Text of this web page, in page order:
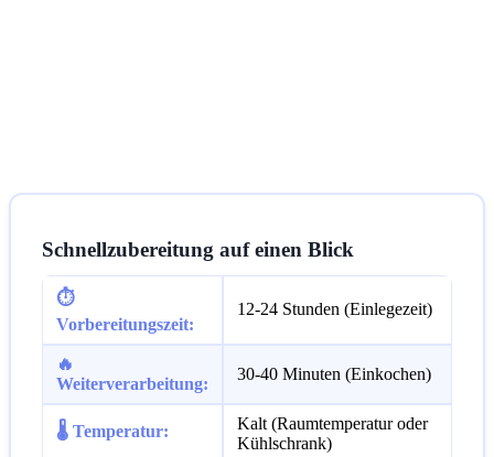
Schnellzubereitung auf einen Blick
⏱️
Vorbereitungszeit:
12-24 Stunden (Einlegezeit)
🔥
Weiterverarbeitung:
30-40 Minuten (Einkochen)
🌡️ Temperatur:
Kalt (Raumtemperatur oder
Kühlschrank)